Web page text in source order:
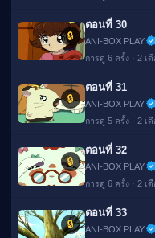
🔒
ตอนที่ 30
ANI-BOX PLAY
การดู 6 ครั้ง · 2 เ
🔒
ตอนที่ 31
ANI-BOX PLAY
การดู 5 ครั้ง · 2 เ
🔒
ตอนที่ 32
ANI-BOX PLAY
การดู 6 ครั้ง · 2 เ
🔒
ตอนที่ 33
ANI-BOX PLAY